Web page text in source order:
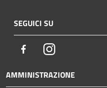
SEGUICI SU
FacebookInstagram
AMMINISTRAZIONE